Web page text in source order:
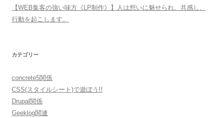
【WEB集客の強い味方《LP制作》】人は想いに魅せられ、共感し、
行動を起こします。
カテゴリー
concrete5関係
CSS(スタイルシート)で遊ぼう!!
Drupal関係
Geeklog関連